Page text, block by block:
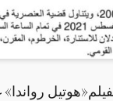
رواندا»